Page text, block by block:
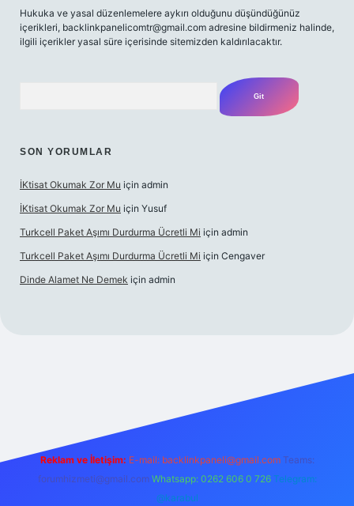
Hukuka ve yasal düzenlemelere aykırı olduğunu düşündüğünüz
içerikleri, backlinkpanelicomtr@gmail.com adresine bildirmeniz halinde,
ilgili içerikler yasal süre içerisinde sitemizden kaldırılacaktır.
SON YORUMLAR
İKtisat Okumak Zor Mu için admin
İKtisat Okumak Zor Mu için Yusuf
Turkcell Paket Aşımı Durdurma Ücretli Mi için admin
Turkcell Paket Aşımı Durdurma Ücretli Mi için Cengaver
Dinde Alamet Ne Demek için admin
Reklam ve İletişim: E-mail: backlinkpaneli@gmail.com Teams:
forumhizmeti@gmail.com Whatsapp: 0262 606 0 726 Telegram:
@karabul